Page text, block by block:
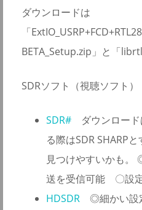
ダウンロードは
「
BETA_Setup.zip」と「
SDRソフト（視聴ソフト）
SDR# ダウンロード
る際はSDR SHARPと
見つけやすいかも
送を受信可能 〇設
HDSDR ◎細かい設